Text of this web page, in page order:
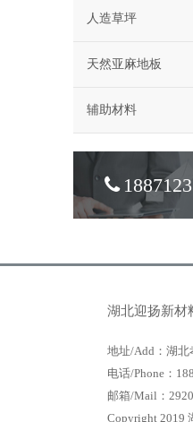
人造草坪
天然亚麻地板
辅助材料
湖北迎扬新材
地址/Add：湖
电话/Phone：
邮箱/Mail：
Copyright 2019